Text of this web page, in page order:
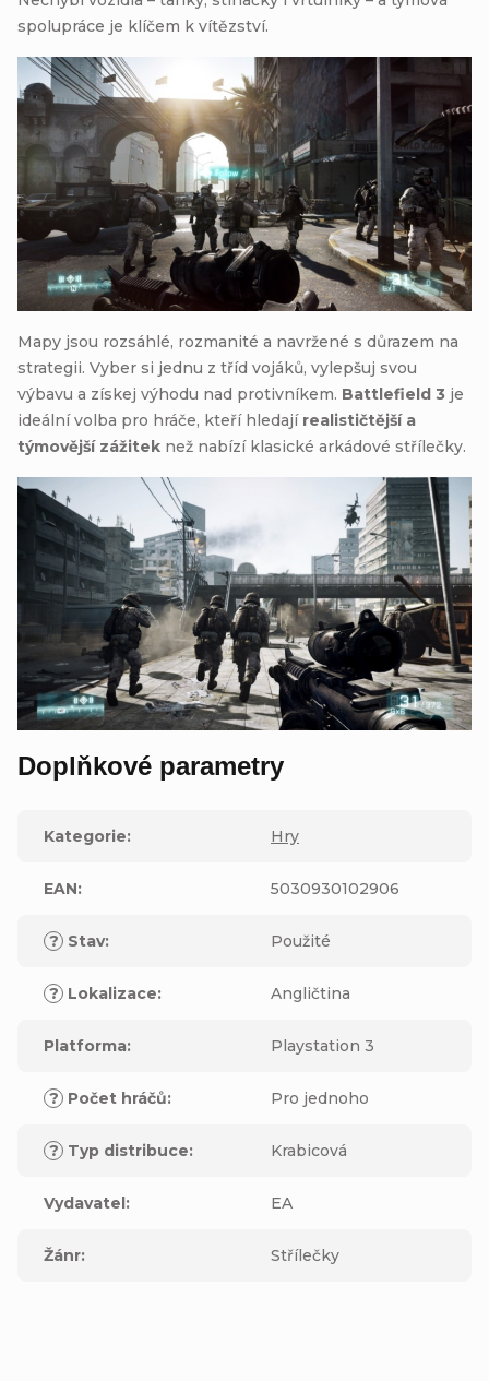
spolupráce je klíčem k vítězství.
Mapy jsou rozsáhlé, rozmanité a navržené s důrazem na
strategii. Vyber si jednu z tříd vojáků, vylepšuj svou
výbavu a získej výhodu nad protivníkem. Battlefield 3 je
ideální volba pro hráče, kteří hledají realističtější a
týmovější zážitek než nabízí klasické arkádové střílečky.
Doplňkové parametry
Kategorie: Hry
EAN: 5030930102906
? Stav: Použité
? Lokalizace: Angličtina
Platforma: Playstation 3
? Počet hráčů: Pro jednoho
? Typ distribuce: Krabicová
Vydavatel: EA
Žánr: Střílečky